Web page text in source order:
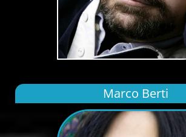
Marco Berti